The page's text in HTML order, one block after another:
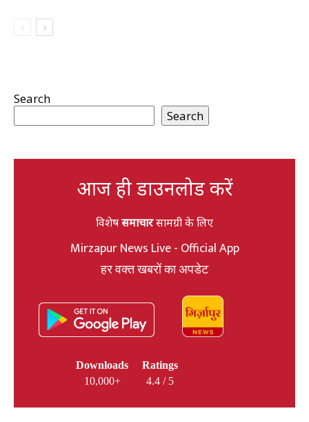
Search
Search
आज ही डाउनलोड करें
विशेषसमाचारसामग्री के लिए
Mirzapur News Live - Official App
हर वक्त खबरों का अपडेट
Downloads
10,000+
Ratings
4.4 / 5